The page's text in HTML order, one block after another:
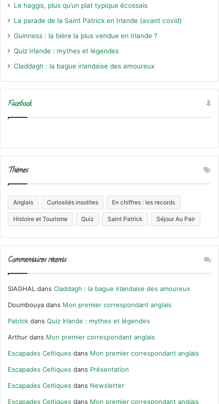
Le haggis, plus qu’un plat typique écossais
La parade de la Saint Patrick en Irlande (avant covid)
Guinness : la bière la plus vendue en Irlande ?
Quiz Irlande : mythes et légendes
Claddagh : la bague irlandaise des amoureux
Facebook
Thèmes
Anglais Curiosités insolites En chiffres : les records
Histoire et Tourisme Quiz Saint Patrick Séjour Au Pair
Commentaires récents
SIAGHAL dans Claddagh : la bague irlandaise des amoureux
Doumbouya dans Mon premier correspondant anglais
Patrick dans Quiz Irlande : mythes et légendes
Arthur dans Mon premier correspondant anglais
Escapades Celtiques dans Mon premier correspondant anglais
Escapades Celtiques dans Présentation
Escapades Celtiques dans Newsletter
Escapades Celtiques dans Mon premier correspondant anglais